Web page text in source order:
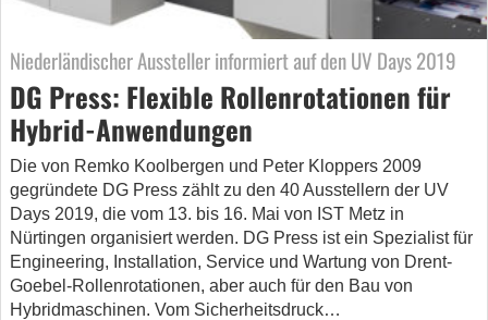
Niederländischer Aussteller informiert auf den UV Days 2019
DG Press: Flexible Rollenrotationen für
Hybrid-Anwendungen
Die von Remko Koolbergen und Peter Kloppers 2009
gegründete DG Press zählt zu den 40 Ausstellern der UV
Days 2019, die vom 13. bis 16. Mai von IST Metz in
Nürtingen organisiert werden. DG Press ist ein Spezialist für
Engineering, Installation, Service und Wartung von Drent-
Goebel-Rollenrotationen, aber auch für den Bau von
Hybridmaschinen. Vom Sicherheitsdruck…